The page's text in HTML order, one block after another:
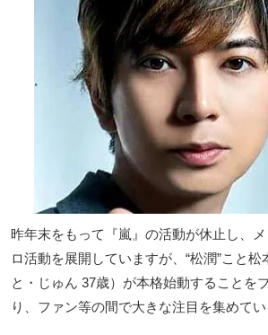
昨年末をもって『嵐』の活動が休止し、
ロ活動を展開していますが、“松潤”こと松
と・じゅん 37歳）が本格始動することを
り、ファン等の間で大きな注目を集めてい